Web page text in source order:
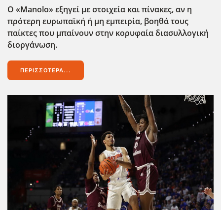
Ο «Manolo» εξηγεί με στοιχεία και πίνακες, αν η
πρότερη ευρωπαϊκή ή μη εμπειρία, βοηθά τους
παίκτες που μπαίνουν στην κορυφαία διασυλλογική
διοργάνωση.
ΠΕΡΙΣΣΌΤΕΡΑ...